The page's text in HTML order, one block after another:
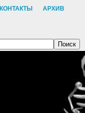
КОНТАКТЫ АРХИВ
Поиск